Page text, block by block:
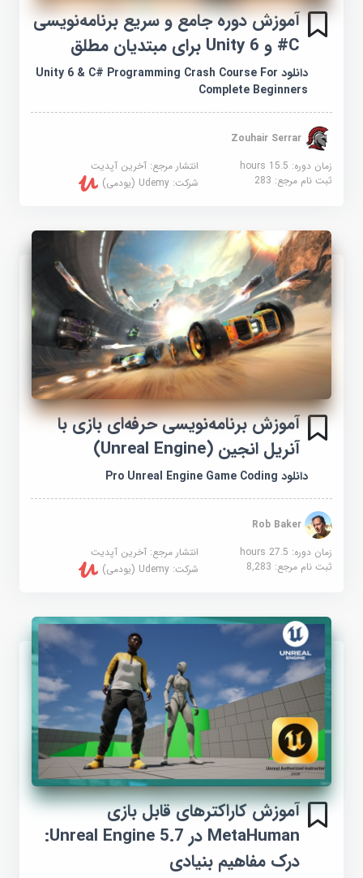
آموزش دوره جامع و سریع برنامه‌نویسی
C# و Unity 6 برای مبتدیان مطلق
دانلود Unity 6 & C# Programming Crash Course For
Complete Beginners
Zouhair Serrar
زمان دوره: 15.5 hours
انتشار مرجع:آخرین آپدیت
ثبت نام مرجع:283 شرکت:Udemy (یودمی)
آموزش برنامه‌نویسی حرفه‌ای بازی با
آنریل انجین (Unreal Engine)
دانلود Pro Unreal Engine Game Coding
Rob Baker
زمان دوره: 27.5 hours
انتشار مرجع:آخرین آپدیت
ثبت نام مرجع:8,283 شرکت:Udemy (یودمی)
آموزش کاراکترهای قابل بازی
MetaHuman در Unreal Engine 5.7:
درک مفاهیم بنیادی